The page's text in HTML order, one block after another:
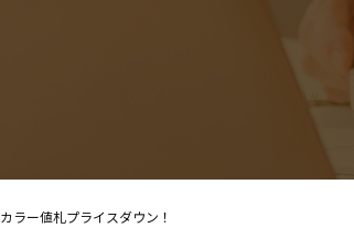
カラー値札プライスダウン！